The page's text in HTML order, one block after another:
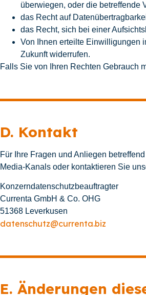
überwiegen, oder die betreffende
das Recht auf
das Recht, sich bei einer
Von Ihnen erteilte Einwilligungen
Zukunft widerrufen.
Falls Sie von Ihren Rechten Gebrauch
D. Kontakt
Für Ihre Fragen und Anliegen
Media-Kanals oder kontaktieren Sie
Konzerndatenschutzbeauftragter
Currenta GmbH & Co. OHG
51368 Leverkusen
datenschutz@currenta.biz
E. Änderungen